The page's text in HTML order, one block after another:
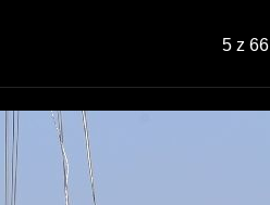
5z 66